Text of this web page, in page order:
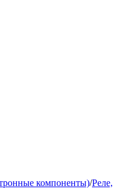
компоненты)/Реле,